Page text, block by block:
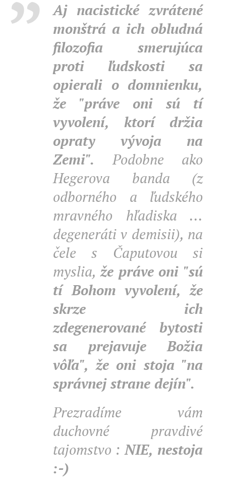
Aj nacistické zvrátené
monštrá a ich obludná
filozofia smerujúca
proti ľudskosti sa
opierali o domnienku,
že "práve oni sú tí
vyvolení, ktorí držia
opraty vývoja na
Zemi". Podobne ako
Hegerova banda (z
odborného a ľudského
mravného hľadiska ...
degeneráti v demisii), na
čele s Čaputovou si
myslia,že práve oni "sú
tí Bohom vyvolení, že
skrze ich
zdegenerované bytosti
sa prejavuje Božia
vôľa", že oni stoja "na
správnej strane dejín".
Prezradíme vám
duchovné pravdivé
tajomstvo :NIE, nestoja
:-)